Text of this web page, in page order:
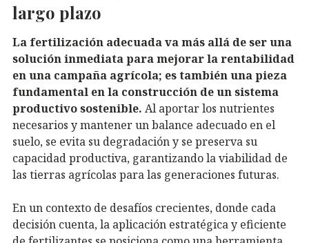
largo plazo
La fertilización adecuada va más allá de ser una
solución inmediata para mejorar la rentabilidad
en una campaña agrícola; es también una pieza
fundamental en la construcción de un sistema
productivo sostenible. Al aportar los nutrientes
necesarios y mantener un balance adecuado en el
suelo, se evita su degradación y se preserva su
capacidad productiva, garantizando la viabilidad de
las tierras agrícolas para las generaciones futuras.
En un contexto de desafíos crecientes, donde cada
decisión cuenta, la aplicación estratégica y eficiente